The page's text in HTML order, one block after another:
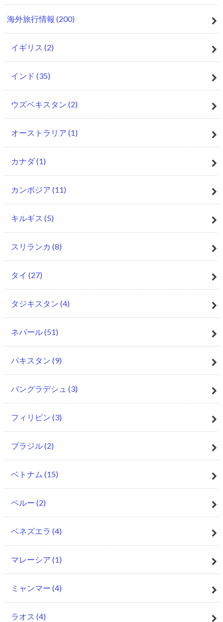
海外旅行情報 (200)
イギリス (2)
インド (35)
ウズベキスタン (2)
オーストラリア (1)
カナダ(1)
カンボジア (11)
キルギス (5)
スリランカ (8)
タイ (27)
タジキスタン (4)
ネパール(51)
パキスタン (9)
バングラデシュ (3)
フィリピン (3)
ブラジル(2)
ベトナム (15)
ペルー (2)
ベネズエラ (4)
マレーシア (1)
ミャンマー (4)
ラオス (4)